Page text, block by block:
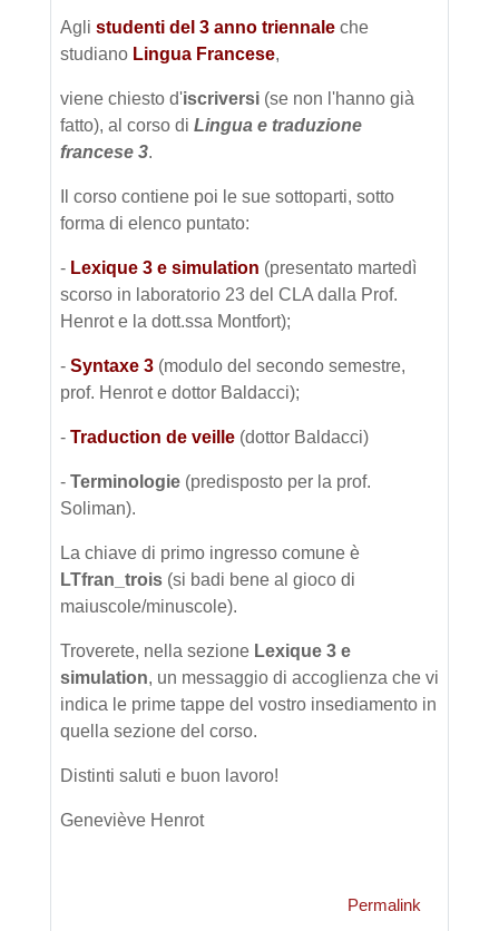
Agli studenti del 3 anno triennale che
studiano Lingua Francese,
viene chiesto d'iscriversi (se non l'hanno già
fatto), al corso di Lingua e traduzione
francese 3.
Il corso contiene poi le sue sottoparti, sotto
forma di elenco puntato:
- Lexique 3 e simulation (presentato martedì
scorso in laboratorio 23 del CLA dalla Prof.
Henrot e la dott.ssa Montfort);
- Syntaxe 3 (modulo del secondo semestre,
prof. Henrot e dottor Baldacci);
- Traduction de veille (dottor Baldacci)
- Terminologie (predisposto per la prof.
Soliman).
La chiave di primo ingresso comune è
LTfran_trois (si badi bene al gioco di
maiuscole/minuscole).
Troverete, nella sezione Lexique 3 e
simulation, un messaggio di accoglienza che vi
indica le prime tappe del vostro insediamento in
quella sezione del corso.
Distinti saluti e buon lavoro!
Geneviève Henrot
Permalink